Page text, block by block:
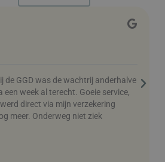
de GGD was de wachtrij anderhalve
een week al terecht. Goeie service,
direct via mijn verzekering
meer. Onderweg niet ziek